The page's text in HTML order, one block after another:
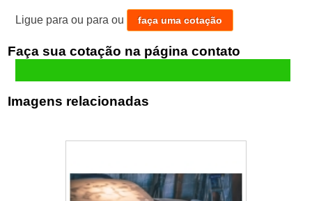
Ligue para ou para ou faça uma cotação
Faça sua cotação
Imagens relacionadas